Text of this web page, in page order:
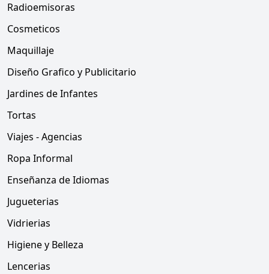
Radioemisoras
Cosmeticos
Maquillaje
Diseño Grafico y Publicitario
Jardines de Infantes
Tortas
Viajes - Agencias
Ropa Informal
Enseñanza de Idiomas
Jugueterias
Vidrierias
Higiene y Belleza
Lencerias